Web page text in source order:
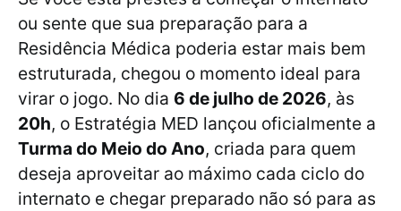
ou sente que sua preparação para a
Residência Médica poderia estar mais bem
estruturada, chegou o momento ideal para
virar o jogo. No dia 6 de julho de 2026, às
20h, o Estratégia MED lançou oficialmente a
Turma do Meio do Ano, criada para quem
deseja aproveitar ao máximo cada ciclo do
internato e chegar preparado não só para as